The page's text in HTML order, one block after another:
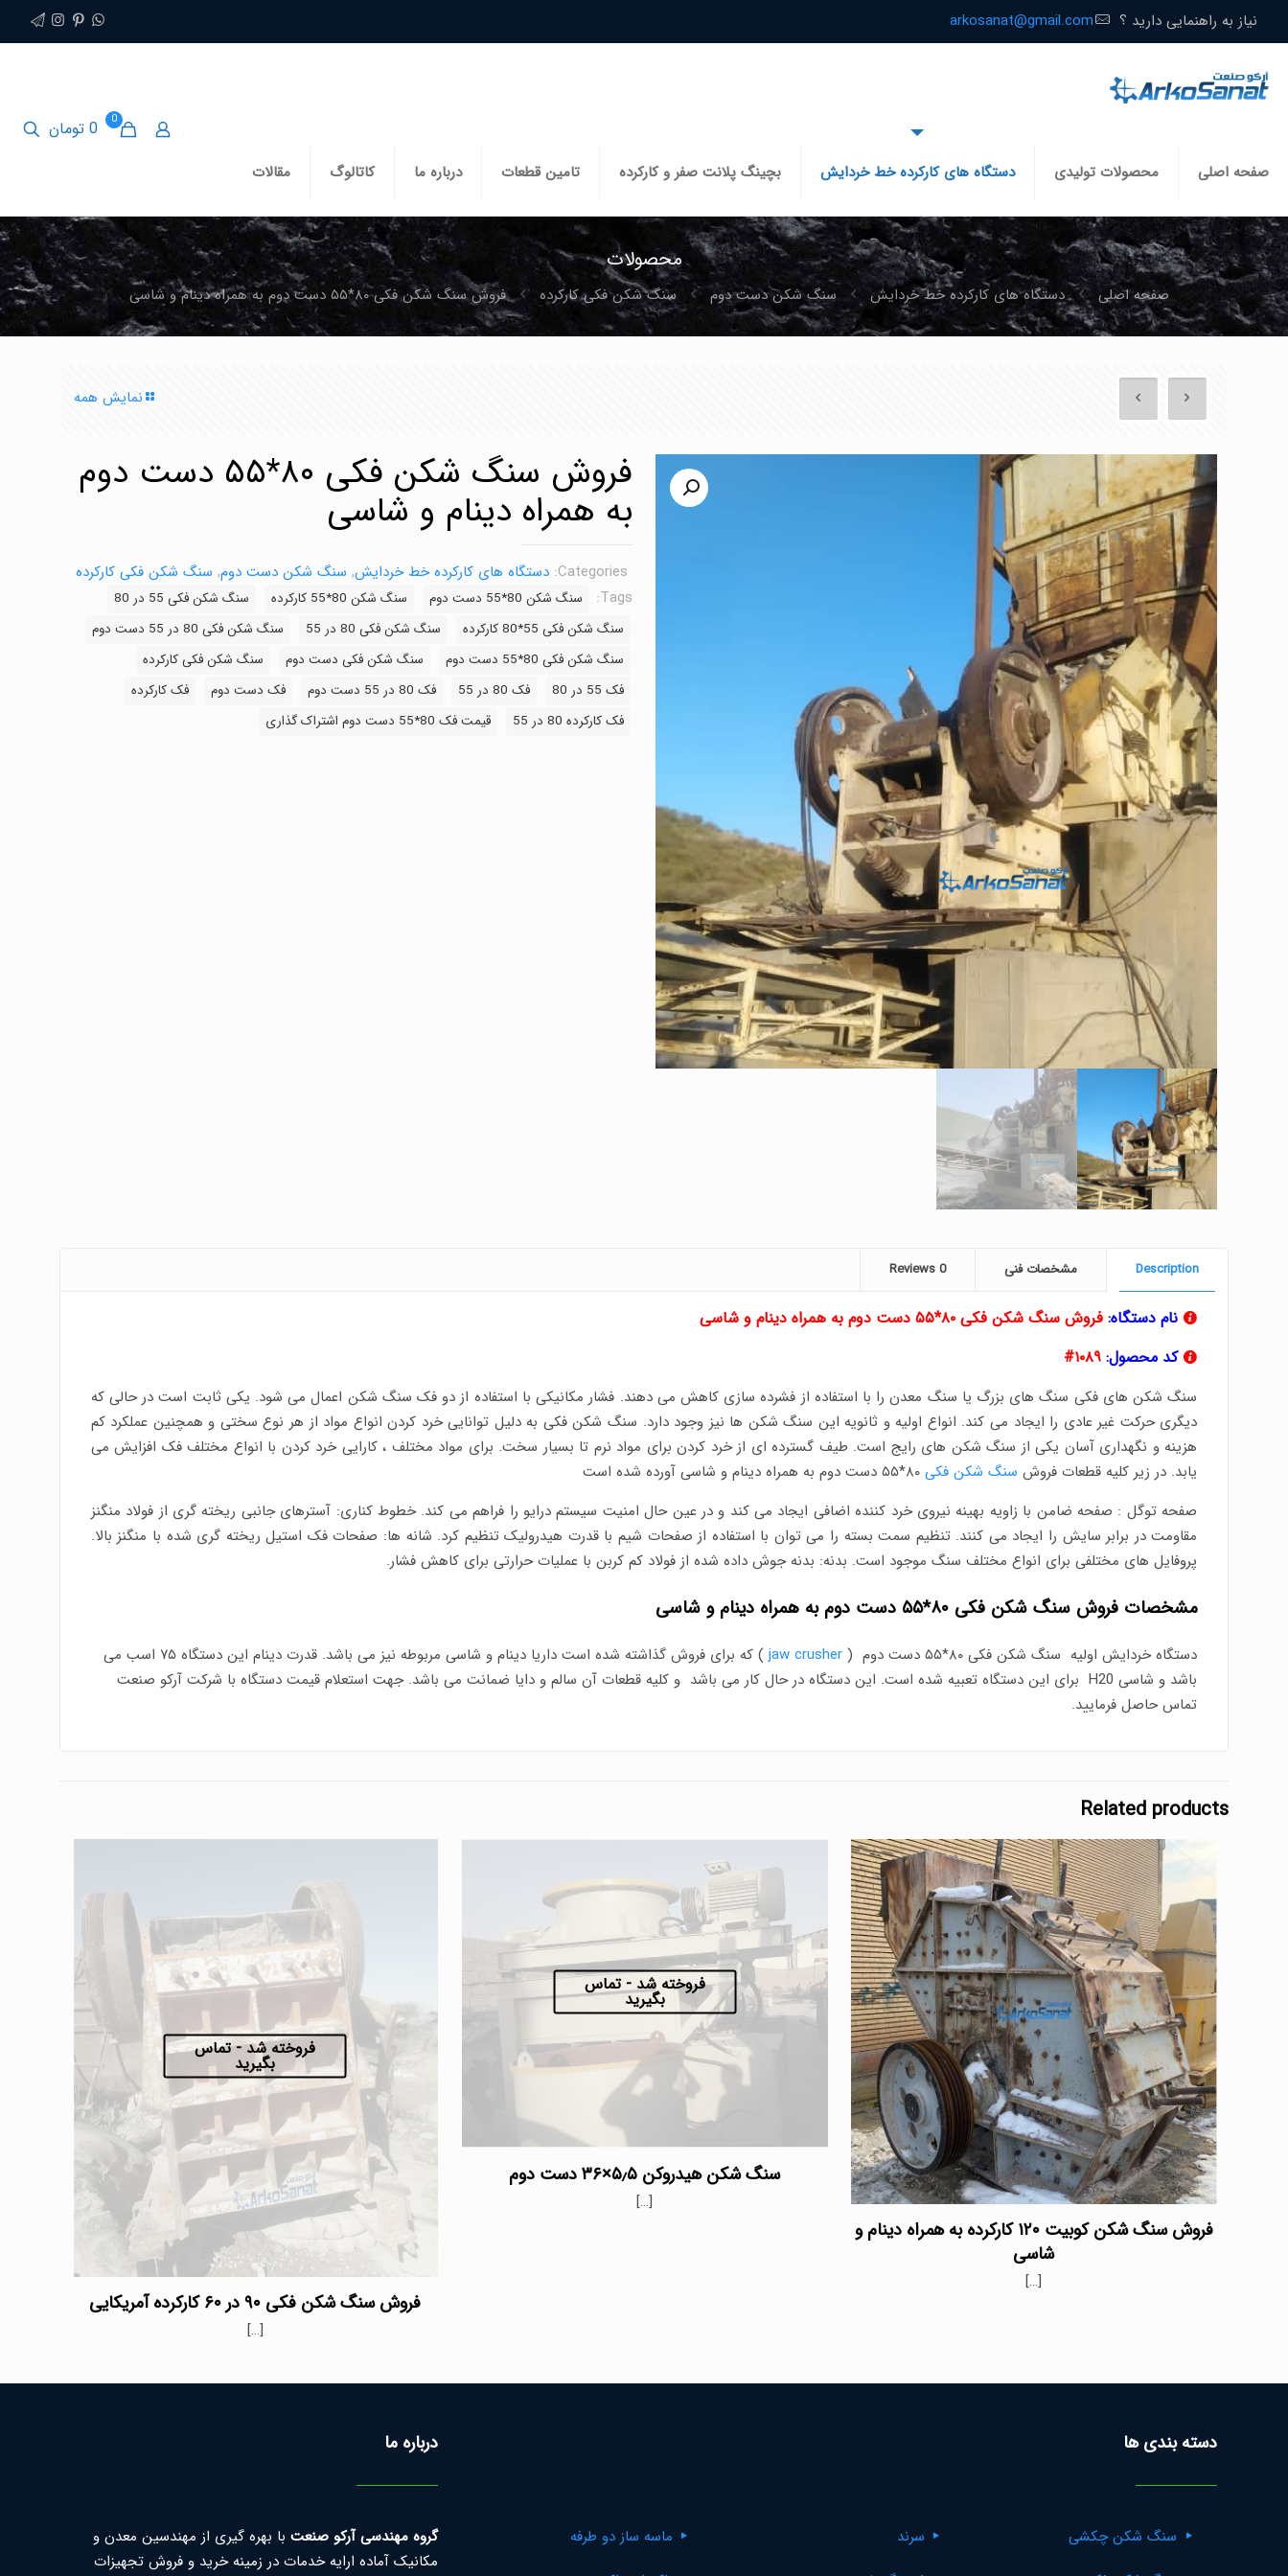
نیاز به راهنمایی دارید ؟ arkosanat@gmail.com
صفحه اصلی محصولات تولیدی دستگاه های کارکرده خط خردایش بچینگ پلانت صفر و کارکرده تامین قطعات درباره ما کاتالوگ مقالات
0 0 تومان
محصولات
صفحه اصلی دستگاه های کارکرده خط خردایش سنگ شکن دست دوم سنگ شکن فکی کارکرده فروش سنگ شکن فکی ۸۰*۵۵ دست دوم به همراه دینام و شاسی
نمایش همه
فروش سنگ شکن فکی ۸۰*۵۵ دست دوم
به همراه دینام و شاسی
Categories: دستگاه های کارکرده خط خردایش, سنگ شکن دست دوم, سنگ شکن فکی کارکرده
Tags:
سنگ شکن 80*55 دست دوم سنگ شکن 80*55 کارکرده
سنگ شکن فکی 55 در 80
سنگ شکن فکی 55*80 کارکرده
سنگ شکن فکی 80 در 55
سنگ شکن فکی 80 در 55 دست دوم
سنگ شکن فکی 80*55 دست دوم
سنگ شکن فکی دست دوم
سنگ شکن فکی کارکرده
فک 55 در 80
فک 80 در 55 فک 80 در 55 دست دوم فک دست دوم
فک کارکرده
فک کارکرده 80 در 55
قیمت فک 80*55 دست دوم اشتراک گذاری
Description مشخصات فنی Reviews0
نام دستگاه: فروش سنگ شکن فکی ۸۰*۵۵ دست دوم به همراه دینام و شاسی
کد محصول: ۱۰۸۹#
سنگ شکن های فکی سنگ های بزرگ یا سنگ معدن را با استفاده از فشرده سازی کاهش می دهند. فشار مکانیکی با استفاده از دو فک سنگ شکن اعمال می شود. یکی ثابت است در حالی که
دیگری حرکت غیر عادی را ایجاد می کند. انواع اولیه و ثانویه این سنگ شکن ها نیز وجود دارد. سنگ شکن فکی به دلیل توانایی خرد کردن انواع مواد از هر نوع سختی و همچنین عملکرد کم
هزینه و نگهداری آسان یکی از سنگ شکن های رایج است. طیف گسترده ای از خرد کردن برای مواد نرم تا بسیار سخت. برای مواد مختلف ، کارایی خرد کردن با انواع مختلف فک افزایش می
یابد. در زیر کلیه قطعات فروش سنگ شکن فکی۸۰*۵۵ دست دوم به همراه دینام و شاسی آورده شده است
صفحه توگل : صفحه ضامن با زاویه بهینه نیروی خرد کننده اضافی ایجاد می کند و در عین حال امنیت سیستم درایو را فراهم می کند. خطوط کناری: آسترهای جانبی ریخته گری از فولاد منگنز
مقاومت در برابر سایش را ایجاد می کنند. تنظیم سمت بسته را می توان با استفاده از صفحات شیم با قدرت هیدرولیک تنظیم کرد. شانه ها: صفحات فک استیل ریخته گری شده با منگنز بالا.
پروفایل های مختلفی برای انواع مختلف سنگ موجود است. بدنه: بدنه جوش داده شده از فولاد کم کربن با عملیات حرارتی برای کاهش فشار.
مشخصات فروش سنگ شکن فکی ۸۰*۵۵ دست دوم به همراه دینام و شاسی
دستگاه خردایش اولیه سنگ شکن فکی ۸۰*۵۵ دست دوم ( jaw crusher
) که برای فروش گذاشته شده است داریا دینام و شاسی مربوطه نیز می باشد. قدرت دینام این دستگاه ۷۵ اسب می
باشد و شاسی H20 برای این دستگاه تعبیه شده است. این دستگاه در حال کار می باشد و کلیه قطعات آن سالم و دایا ضمانت می باشد. جهت استعلام قیمت دستگاه با شرکت آرکو صنعت
تماس حاصل فرمایید.
Related products
فروش سنگ شکن کوبیت ۱۲۰ کارکرده به همراه دینام و
شاسی
[…]
فروخته شد - تماس
بگیرید
سنگ شکن هیدروکن ۵٫۵×۳۶ دست دوم
[…]
فروخته شد - تماس
بگیرید
فروش سنگ شکن فکی ۹۰ در ۶۰ کارکرده آمریکایی
[…]
دسته بندی ها
سنگ شکن چکشی
سرند
ماسه ساز دو طرفه
درباره ما
گروه مهندسی آرکو صنعت با بهره گیری از مهندسین معدن و
مکانیک آماده ارایه خدمات در زمینه خرید و فروش تجهیزات